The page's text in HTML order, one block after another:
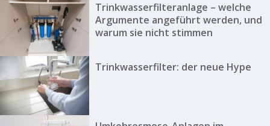
Trinkwasserfilteranlage – welche
Argumente angeführt werden, und
warum sie nicht stimmen
Trinkwasserfilter: der neue Hype